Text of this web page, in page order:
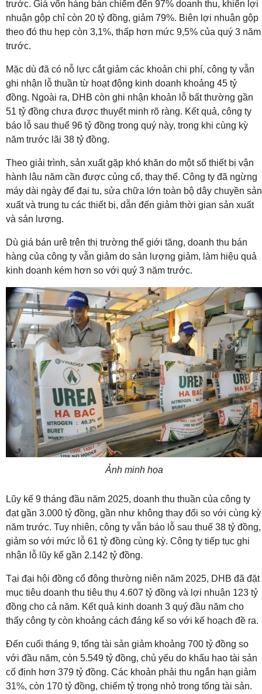
trước. Giá vốn hàng bán chiếm đến 97% doanh thu, khiến lợi
nhuận gộp chỉ còn 20 tỷ đồng, giảm 79%. Biên lợi nhuận gộp
theo đó thu hẹp còn 3,1%, thấp hơn mức 9,5% của quý 3 năm
trước.
Mặc dù đã có nỗ lực cắt giảm các khoản chi phí, công ty vẫn
ghi nhận lỗ thuần từ hoạt động kinh doanh khoảng 45 tỷ
đồng. Ngoài ra, DHB còn ghi nhận khoản lỗ bất thường gần
51 tỷ đồng chưa được thuyết minh rõ ràng. Kết quả, công ty
báo lỗ sau thuế 96 tỷ đồng trong quý này, trong khi cùng kỳ
năm trước lãi 38 tỷ đồng.
Theo giải trình, sản xuất gặp khó khăn do một số thiết bị vận
hành lâu năm cần được củng cố, thay thế. Công ty đã ngừng
máy dài ngày để đại tu, sửa chữa lớn toàn bộ dây chuyền sản
xuất và trung tu các thiết bị, dẫn đến giảm thời gian sản xuất
và sản lượng.
Dù giá bán urê trên thị trường thế giới tăng, doanh thu bán
hàng của công ty vẫn giảm do sản lượng giảm, làm hiệu quả
kinh doanh kém hơn so với quý 3 năm trước.
Ảnh minh họa
Lũy kế 9 tháng đầu năm 2025, doanh thu thuần của công ty
đạt gần 3.000 tỷ đồng, gần như không thay đổi so với cùng kỳ
năm trước. Tuy nhiên, công ty vẫn báo lỗ sau thuế 38 tỷ đồng,
giảm so với mức lỗ 61 tỷ đồng cùng kỳ. Công ty tiếp tục ghi
nhận lỗ lũy kế gần 2.142 tỷ đồng.
Tại đại hội đồng cổ đông thường niên năm 2025, DHB đã đặt
mục tiêu doanh thu tiêu thụ 4.607 tỷ đồng và lợi nhuận 123 tỷ
đồng cho cả năm. Kết quả kinh doanh 3 quý đầu năm cho
thấy công ty còn khoảng cách đáng kể so với kế hoạch đề ra.
Đến cuối tháng 9, tổng tài sản giảm khoảng 700 tỷ đồng so
với đầu năm, còn 5.549 tỷ đồng, chủ yếu do khấu hao tài sản
cố định hơn 379 tỷ đồng. Các khoản phải thu ngắn hạn giảm
31%, còn 170 tỷ đồng, chiếm tỷ trọng nhỏ trong tổng tài sản.